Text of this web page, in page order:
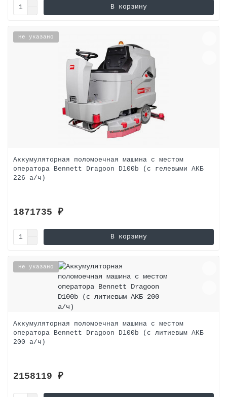
В корзину
Не указано
Аккумуляторная поломоечная машина с местом
оператора Bennett Dragoon D100b (с гелевыми АКБ
226 а/ч)
1871735 ₽
В корзину
Не указано
Аккумуляторная поломоечная машина с местом
оператора Bennett Dragoon D100b (с литиевым АКБ
200 а/ч)
2158119 ₽